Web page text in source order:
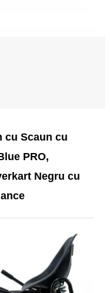
cu Scaun cu
PRO,
Negru cu